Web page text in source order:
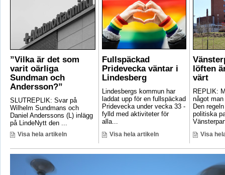
”Vilka är det som
varit oärliga
Sundman och
Andersson?”
SLUTREPLIK: Svar på
Wilhelm Sundmans och
Daniel Anderssons (L) inlägg
på LindeNytt den ...
Visa hela artikeln
Fullspäckad
Pridevecka väntar i
Lindesberg
Lindesbergs kommun har
laddat upp för en fullspäckad
Pridevecka under vecka 33 -
fylld med aktiviteter för
alla...
Visa hela artikeln
löften
värt
REPLIK:
något
Den
politiska
Visa